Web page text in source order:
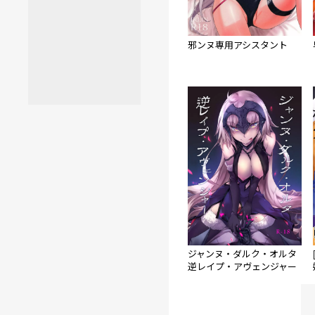
邪ンヌ専用アシスタント
ジャンヌ・ダルク・オルタ
逆レイプ・アヴェンジャー